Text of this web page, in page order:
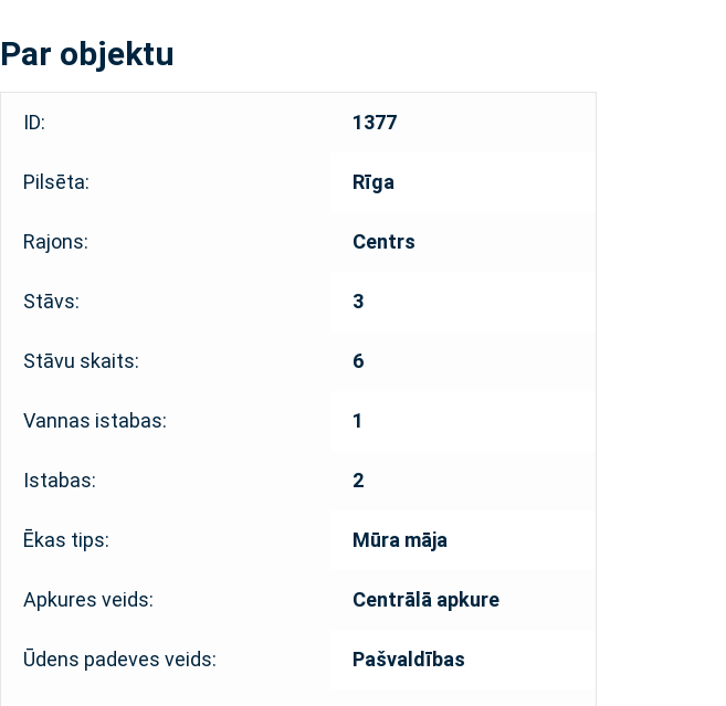
Par objektu
ID: 1377
Pilsēta: Rīga
Rajons: Centrs
Stāvs: 3
Stāvu skaits: 6
Vannas istabas: 1
Istabas: 2
Ēkas tips: Mūra māja
Apkures veids: Centrālā apkure
Ūdens padeves veids: Pašvaldības